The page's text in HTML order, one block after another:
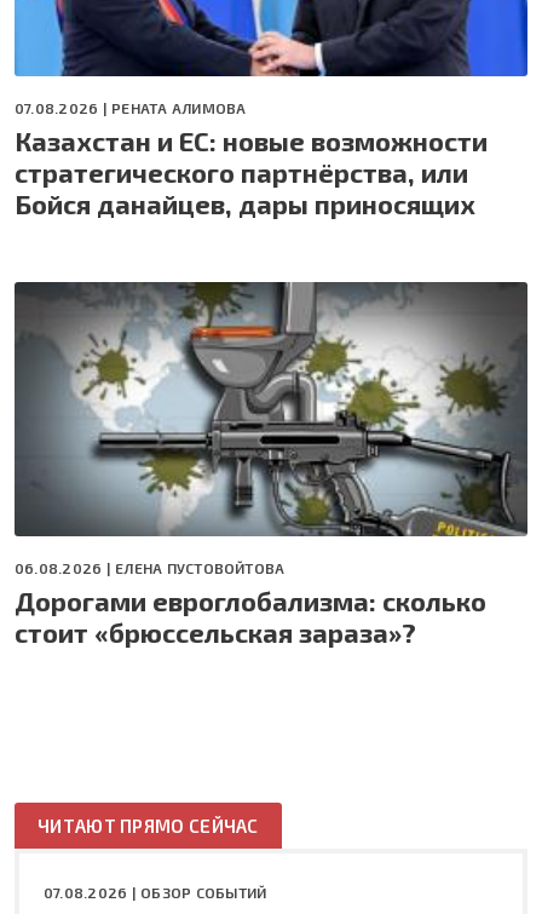
07.08.2026 | РЕНАТА АЛИМОВА
Казахстан и ЕС: новые возможности
стратегического партнёрства, или
Бойся данайцев, дары приносящих
06.08.2026 | ЕЛЕНА ПУСТОВОЙТОВА
Дорогами евроглобализма: сколько
стоит «брюссельская зараза»?
ЧИТАЮТ ПРЯМО СЕЙЧАС
07.08.2026 | ОБЗОР СОБЫТИЙ